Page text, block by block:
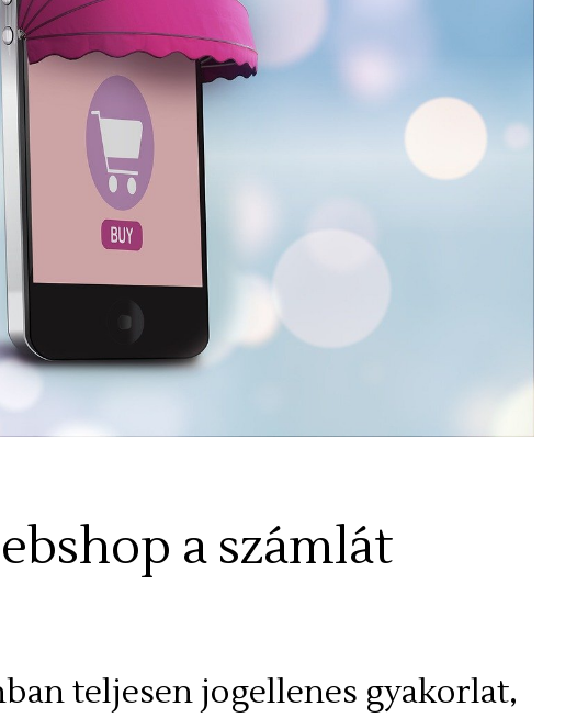
a számlát
teljesen jogellenes gyakorlat,